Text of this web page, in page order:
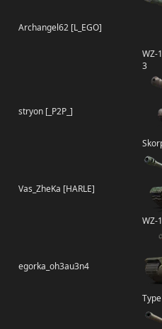
Archangel62 [L_EGO]
WZ-
3
stryon [_P2P_]
Vas_ZheKa [HARLE]
WZ-
egorka_oh3au3n4